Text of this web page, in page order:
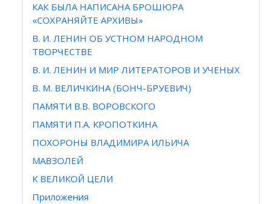
КАК БЫЛА НАПИСАНА БРОШЮРА
«СОХРАНЯЙТЕ АРХИВЫ»
В. И. ЛЕНИН ОБ УСТНОМ НАРОДНОМ
ТВОРЧЕСТВЕ
В. И. ЛЕНИН И МИР ЛИТЕРАТОРОВ И УЧЕНЫХ
В. М. ВЕЛИЧКИНА (БОНЧ-БРУЕВИЧ)
ПАМЯТИ В.В. ВОРОВСКОГО
ПАМЯТИ П.А. КРОПОТКИНА
ПОХОРОНЫ ВЛАДИМИРА ИЛЬИЧА
МАВЗОЛЕЙ
К ВЕЛИКОЙ ЦЕЛИ
Приложения